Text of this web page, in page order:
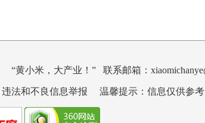
“黄小米，大产业！” 联系邮箱：
违法和不良信息举报 温馨提示：信息仅供参